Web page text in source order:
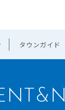
タウンガイド